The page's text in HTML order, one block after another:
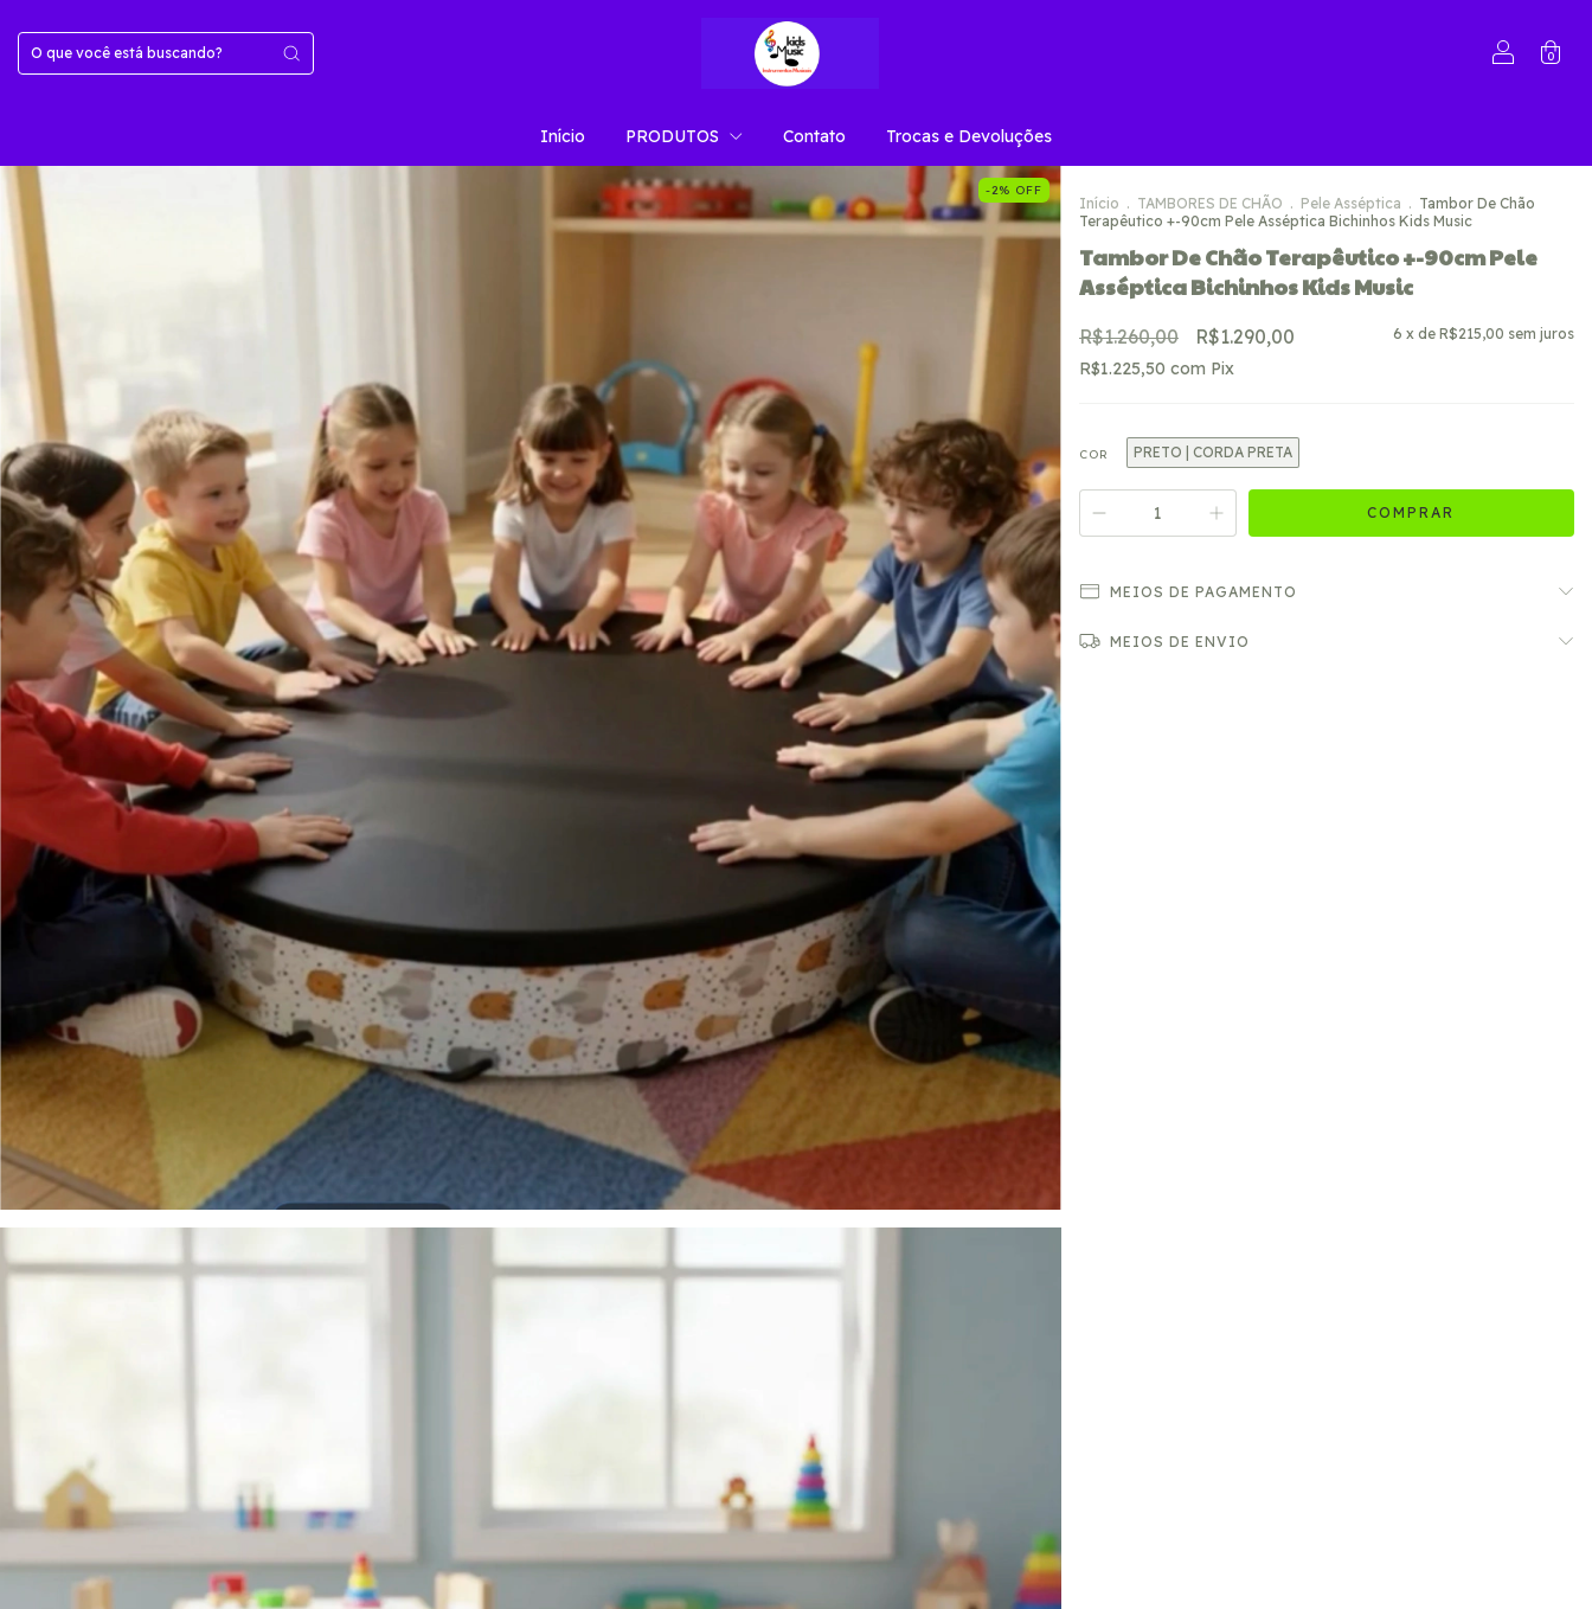
0
Início PRODUTOS Contato Trocas e Devoluções
-2% OFF
Início . TAMBORES DE CHÃO . Pele Asséptica . Tambor De Chão
Terapêutico +-90cm Pele Asséptica Bichinhos Kids Music
Tambor De Chão Terapêutico +-90cm Pele
Asséptica Bichinhos Kids Music
R$1.260,00 R$1.290,00 6 x de R$215,00 sem juros
R$1.225,50 com Pix
COR PRETO | CORDA PRETA
MEIOS DE PAGAMENTO
MEIOS DE ENVIO